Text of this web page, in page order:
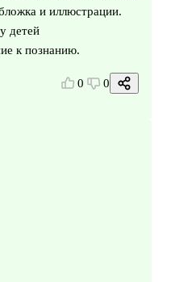
и иллюстрации.
детей
к познанию.
0 0